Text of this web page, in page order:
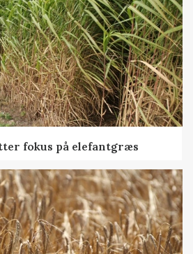
fokus på elefantgræs